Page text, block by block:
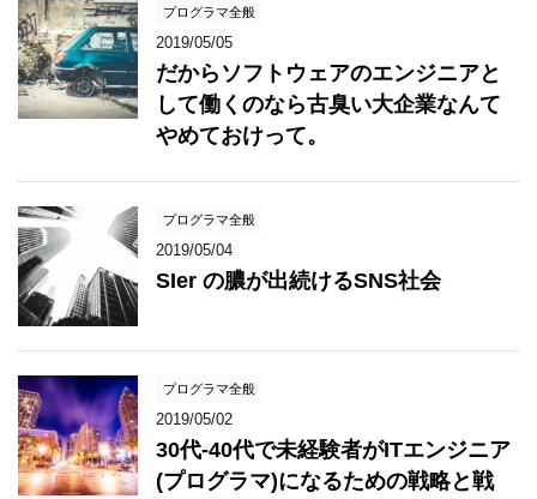
プログラマ全般
2019/05/05
だからソフトウェアのエンジニアと
して働くのなら古臭い大企業なんて
やめておけって。
プログラマ全般
2019/05/04
SIer の膿が出続けるSNS社会
プログラマ全般
2019/05/02
30代-40代で未経験者がITエンジニア
(プログラマ)になるための戦略と戦